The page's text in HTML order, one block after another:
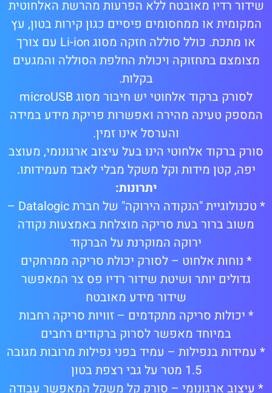
שידור רדיו מאובטח ללא הפרעות מהרשת האלחוטית
המקומית או ממחסומים פיסיים כגון קירות בטון, עץ
או מתכת. כולל סוללה חזקה מסוג Li-ion עם צורך
מצומצם בתחזוקה ויכולת החלפת הסוללה והמגעים
בקלות.
לסורק ברקוד אלחוטי יש חיבור מסוג microUSB
המספק טעינה מהירה ואפשרות פריקת מידע במידה
והערסל אינו זמין.
סורק ברקוד אלחוטי הינו בעל עיצוב ארגונומי, מעוצב
יפה, קטן מידות וקל משקל מבלי לאבד מעמידותו.
יתרונות:
* טכנולוגיית "הנקודה הירוקה" של חברת Datalogic –
משוב ברור בעת סריקה מוצלחת באמצעות נקודה
ירוקה המוקרנת על הברקוד
* נוחות אלחוט – לסורק יכולת סריקה ממרחקים
גדולים יותר ושיטת שידור רדיו פס צר המאפשר
שידור מידע מאובטח
* יכולות סריקה מתקדמים – זוויות סריקה רחבות
במיוחד מאפשר לסרוק ברקודים רחבים
* עמידות בנפילות – עמיד בפני נפילות מרובות מגובה
1.5 מטר על גבי רצפת בטון
* עיצוב ארגונומי – סורק קל משקל המאפשר עבודה